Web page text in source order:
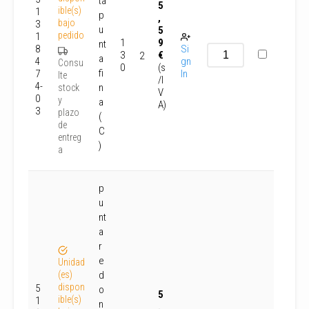
1
3
1
8
4
7
4-
0
3
ible(s)
bajo
pedido
Consu
lte
stock
y
plazo
de
entreg
a
p
u
nt
a
fi
n
a
(
C
)
1
3
0
2
5
,
5
9
€
(s
/I
V
A)
Si
gn
In
5
1
Unidad
(es)
dispon
ible(s)
p
u
nt
a
r
e
d
o
n
5